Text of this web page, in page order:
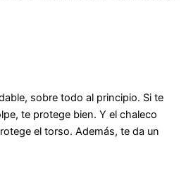
sobre todo al principio. Si te
te protege bien. Y el chaleco
el torso. Además, te da un